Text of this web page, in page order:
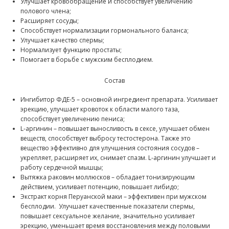
полового члена;
Расширяет сосуды;
Способствует нормализации гормонального баланса;
Улучшает качество спермы;
Нормализует функцию простаты;
Помогает в борьбе с мужским бесплодием.
Состав
Ингибитор ФДЕ-5 – основной ингредиент препарата. Усиливает
эрекцию, улучшает кровоток к области малого таза,
способствует увеличению пениса;
L-аргинин – повышает выносливость в сексе, улучшает обмен
веществ, способствует выбросу тестостерона. Также это
вещество эффективно для улучшения состояния сосудов –
укрепляет, расширяет их, снимает спазм. L-аргинин улучшает и
работу сердечной мышцы;
Вытяжка раковин моллюсков – обладает тонизирующим
действием, усиливает потенцию, повышает либидо;
Экстракт корня Перуанской маки – эффективен при мужском
бесплодии. Улучшает качественные показатели спермы,
повышает сексуальное желание, значительно усиливает
эрекцию, уменьшает время восстановления между половыми